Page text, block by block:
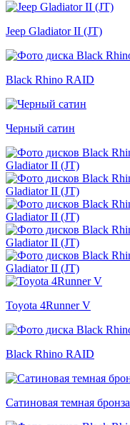
Jeep Gladiator II (JT)
Black Rhino RAID
Черный сатин
Toyota 4Runner V
Black Rhino RAID
Сатиновая темная бронза